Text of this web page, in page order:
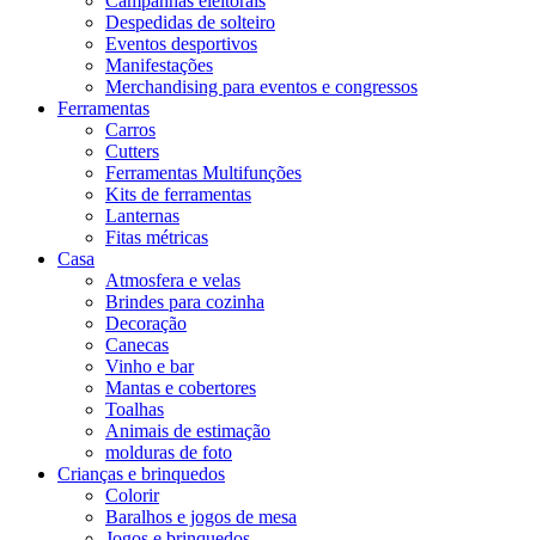
Despedidas de solteiro
Eventos desportivos
Manifestações
Merchandising para eventos e congressos
Ferramentas
Carros
Cutters
Ferramentas Multifunções
Kits de ferramentas
Lanternas
Fitas métricas
Casa
Atmosfera e velas
Brindes para cozinha
Decoração
Canecas
Vinho e bar
Mantas e cobertores
Toalhas
Animais de estimação
molduras de foto
Crianças e brinquedos
Colorir
Baralhos e jogos de mesa